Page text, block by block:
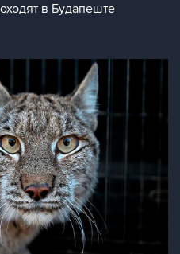
в Будапеште